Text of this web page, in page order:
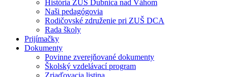
História ZUŠ Dubnica nad Váhom
Naši pedagógovia
Rodičovské združenie pri ZUŠ DCA
Rada školy
Prijímačky
Dokumenty
Povinne zverejňované dokumenty
Školský vzdelávací program
Zriaďovacia listina